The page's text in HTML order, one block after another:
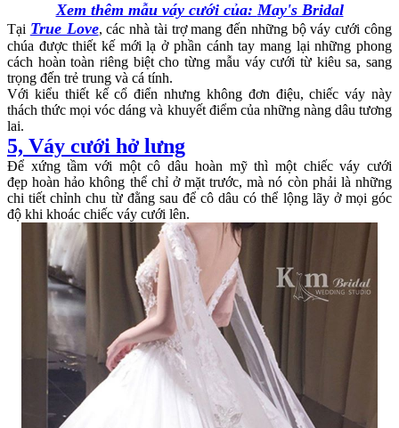
Xem thêm mẫu váy cưới của:May's Bridal
Tại True Love, các nhà tài trợ mang đến những bộ váy cưới công
chúa được thiết kế mới lạ ở phần cánh tay mang lại những phong
cách hoàn toàn riêng biệt cho từng mẫu váy cưới từ kiêu sa, sang
trọng đến trẻ trung và cá tính.
Với kiểu thiết kế cổ điển nhưng không đơn điệu, chiếc váy này
thách thức mọi vóc dáng và khuyết điểm của những nàng dâu tương
lai.
5, Váy cưới hở lưng
Để xứng tầm với một cô dâu hoàn mỹ thì một chiếc váy cưới
đẹp hoàn hảo không thể chỉ ở mặt trước, mà nó còn phải là những
chi tiết chỉnh chu từ đằng sau để cô dâu có thể lộng lãy ở mọi góc
độ khi khoác chiếc váy cưới lên.